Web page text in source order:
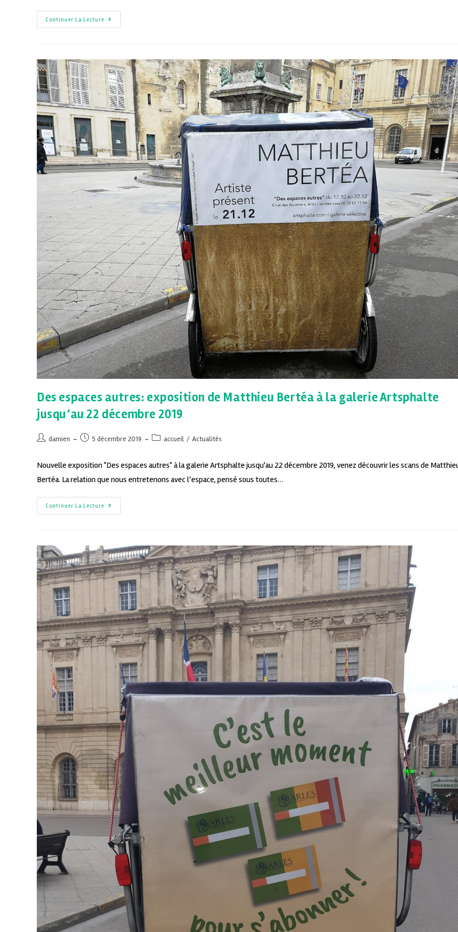
Continuer La Lecture
Des espaces autres: exposition de Matthieu Bertéa à la galerie Artsphalte
jusqu’au 22 décembre 2019
damien 5 décembre 2019 accueil / Actualités
Nouvelle exposition "Des espaces autres" à la galerie Artsphalte jusqu'au 22 décembre 2019, venez découvrir les scans de
Bertéa. La relation que nous entretenons avec l’espace, pensé sous toutes…
Continuer La Lecture